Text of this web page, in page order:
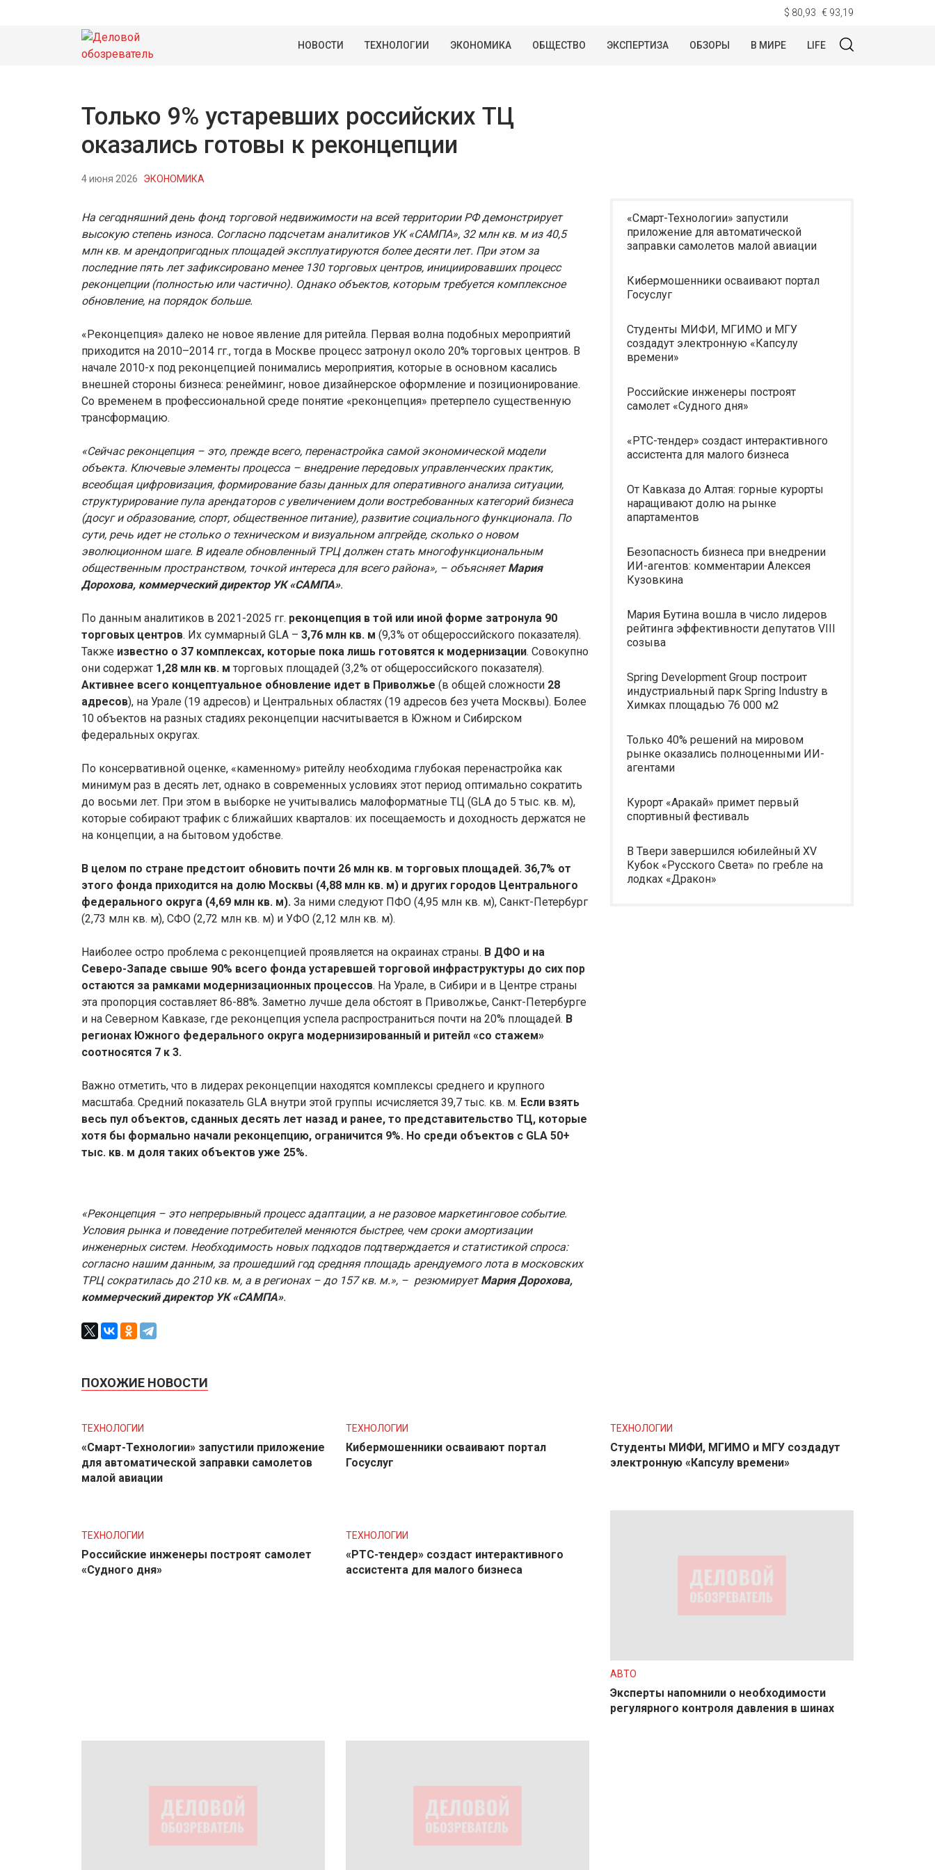
$ 80,93 € 93,19
НОВОСТИ ТЕХНОЛОГИИ ЭКОНОМИКА ОБЩЕСТВО ЭКСПЕРТИЗА ОБЗОРЫ В МИРЕ LIFE
Только 9% устаревших российских ТЦ
оказались готовы к реконцепции
4 июня 2026 ЭКОНОМИКА
На сегодняшний день фонд торговой недвижимости на всей территории РФ демонстрирует
высокую степень износа. Согласно подсчетам аналитиков УК «САМПА», 32 млн кв. м из 40,5
млн кв. м арендопригодных площадей эксплуатируются более десяти лет. При этом за
последние пять лет зафиксировано менее 130 торговых центров, инициировавших процесс
реконцепции (полностью или частично). Однако объектов, которым требуется комплексное
обновление, на порядок больше.
«Реконцепция» далеко не новое явление для ритейла. Первая волна подобных мероприятий
приходится на 2010–2014 гг., тогда в Москве процесс затронул около 20% торговых центров. В
начале 2010-х под реконцепцией понимались мероприятия, которые в основном касались
внешней стороны бизнеса: ренейминг, новое дизайнерское оформление и позиционирование.
Со временем в профессиональной среде понятие «реконцепция» претерпело существенную
трансформацию.
«Сейчас реконцепция – это, прежде всего, перенастройка самой экономической модели
объекта. Ключевые элементы процесса – внедрение передовых управленческих практик,
всеобщая цифровизация, формирование базы данных для оперативного анализа ситуации,
структурирование пула арендаторов с увеличением доли востребованных категорий бизнеса
(досуг и образование, спорт, общественное питание), развитие социального функционала. По
сути, речь идет не столько о техническом и визуальном апгрейде, сколько о новом
эволюционном шаге. В идеале обновленный ТРЦ должен стать многофункциональным
общественным пространством, точкой интереса для всего района», – объясняет Мария
Дорохова, коммерческий директор УК «САМПА».
По данным аналитиков в 2021-2025 гг. реконцепция в той или иной форме затронула 90
торговых центров. Их суммарный GLA – 3,76 млн кв. м (9,3% от общероссийского показателя).
Также известно о 37 комплексах, которые пока лишь готовятся к модернизации. Совокупно
они содержат 1,28 млн кв. м торговых площадей (3,2% от общероссийского показателя).
Активнее всего концептуальное обновление идет в Приволжье (в общей сложности 28
адресов), на Урале (19 адресов) и Центральных областях (19 адресов без учета Москвы). Более
10 объектов на разных стадиях реконцепции насчитывается в Южном и Сибирском
федеральных округах.
По консервативной оценке, «каменному» ритейлу необходима глубокая перенастройка как
минимум раз в десять лет, однако в современных условиях этот период оптимально сократить
до восьми лет. При этом в выборке не учитывались малоформатные ТЦ (GLA до 5 тыс. кв. м),
которые собирают трафик с ближайших кварталов: их посещаемость и доходность держатся не
на концепции, а на бытовом удобстве.
В целом по стране предстоит обновить почти 26 млн кв. м торговых площадей. 36,7% от
этого фонда приходится на долю Москвы (4,88 млн кв. м) и других городов Центрального
федерального округа (4,69 млн кв. м). За ними следуют ПФО (4,95 млн кв. м), Санкт-Петербург
(2,73 млн кв. м), СФО (2,72 млн кв. м) и УФО (2,12 млн кв. м).
Наиболее остро проблема с реконцепцией проявляется на окраинах страны. В ДФО и на
Северо-Западе свыше 90% всего фонда устаревшей торговой инфраструктуры до сих пор
остаются за рамками модернизационных процессов. На Урале, в Сибири и в Центре страны
эта пропорция составляет 86-88%. Заметно лучше дела обстоят в Приволжье, Санкт-Петербурге
и на Северном Кавказе, где реконцепция успела распространиться почти на 20% площадей. В
регионах Южного федерального округа модернизированный и ритейл «со стажем»
соотносятся 7 к 3.
Важно отметить, что в лидерах реконцепции находятся комплексы среднего и крупного
масштаба. Средний показатель GLA внутри этой группы исчисляется 39,7 тыс. кв. м. Если взять
весь пул объектов, сданных десять лет назад и ранее, то представительство ТЦ, которые
хотя бы формально начали реконцепцию, ограничится 9%. Но среди объектов с GLA 50+
тыс. кв. м доля таких объектов уже 25%.
«Реконцепция – это непрерывный процесс адаптации, а не разовое маркетинговое событие.
Условия рынка и поведение потребителей меняются быстрее, чем сроки амортизации
инженерных систем. Необходимость новых подходов подтверждается и статистикой спроса:
согласно нашим данным, за прошедший год средняя площадь арендуемого лота в московских
ТРЦ сократилась до 210 кв. м, а в регионах – до 157 кв. м.», – резюмирует Мария Дорохова,
коммерческий директор УК «САМПА».
«Смарт-Технологии» запустили
приложение для автоматической
заправки самолетов малой авиации
Кибермошенники осваивают портал
Госуслуг
Студенты МИФИ, МГИМО и МГУ
создадут электронную «Капсулу
времени»
Российские инженеры построят
самолет «Судного дня»
«РТС-тендер» создаст интерактивного
ассистента для малого бизнеса
От Кавказа до Алтая: горные курорты
наращивают долю на рынке
апартаментов
Безопасность бизнеса при внедрении
ИИ-агентов: комментарии Алексея
Кузовкина
Мария Бутина вошла в число лидеров
рейтинга эффективности депутатов VIII
созыва
Spring Development Group построит
индустриальный парк Spring Industry в
Химках площадью 76 000 м2
Только 40% решений на мировом
рынке оказались полноценными ИИ-
агентами
Курорт «Аракай» примет первый
спортивный фестиваль
В Твери завершился юбилейный XV
Кубок «Русского Света» по гребле на
лодках «Дракон»
ПОХОЖИЕ НОВОСТИ
ТЕХНОЛОГИИ
«Смарт-Технологии» запустили приложение
для автоматической заправки самолетов
малой авиации
ТЕХНОЛОГИИ
Кибермошенники осваивают портал
Госуслуг
ТЕХНОЛОГИИ
Студенты МИФИ, МГИМО и МГУ создадут
электронную «Капсулу времени»
ТЕХНОЛОГИИ
Российские инженеры построят самолет
«Судного дня»
ТЕХНОЛОГИИ
«РТС-тендер» создаст интерактивного
ассистента для малого бизнеса
АВТО
Эксперты напомнили о необходимости
регулярного контроля давления в шинах